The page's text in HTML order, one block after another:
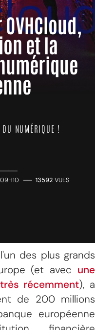
et la
DU NUMÉRIQUE !
—— 13592 VUES
des plus grands
(et avec une
récemment), a
de 200 millions
européenne